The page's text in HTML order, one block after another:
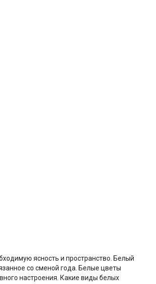
ясность и пространство. Белый
со сменой года. Белые цветы
настроения. Какие виды белых